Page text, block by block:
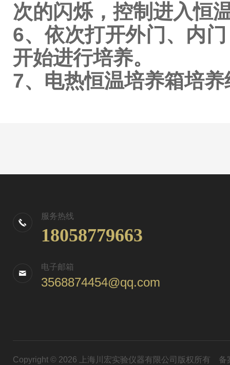
次的闪烁，控制进入恒
6、依次打开外门、内
开始进行培养。
7、电热恒温培养箱培
服务热线
18058779663
电子邮箱
3568874454@qq.com
Copyright © 2026 上海川宏实验仪器有限公司版权所有 备